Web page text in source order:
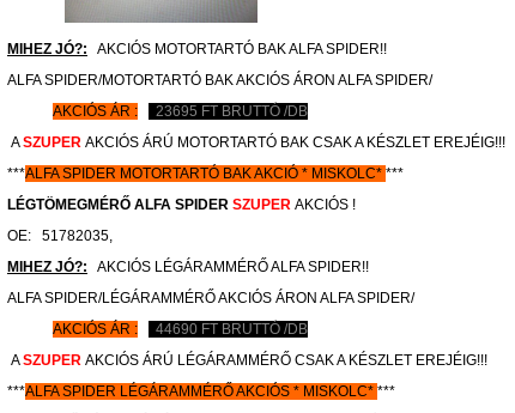
MIHEZ JÓ?: AKCIÓS MOTORTARTÓ BAK ALFA SPIDER!!
ALFA SPIDER/MOTORTARTÓ BAK AKCIÓS ÁRON ALFA SPIDER/
AKCIÓS ÁR :
23695 FT BRUTTÓ /DB
ASZUPER AKCIÓS ÁRÚ MOTORTARTÓ BAK CSAK A KÉSZLET EREJÉIG!!!
***ALFASPIDER MOTORTARTÓ BAK AKCIÓ * MISKOLC* ***
LÉGTÖMEGMÉRŐ ALFA SPIDER SZUPER AKCIÓS !
OE: 51782035,
MIHEZ JÓ?: AKCIÓS LÉGÁRAMMÉRŐ ALFA SPIDER!!
ALFA SPIDER/LÉGÁRAMMÉRŐ AKCIÓS ÁRON ALFA SPIDER/
AKCIÓS ÁR :
44690 FT BRUTTÓ /DB
ASZUPER AKCIÓS ÁRÚ LÉGÁRAMMÉRŐ CSAK A KÉSZLET EREJÉIG!!!
***ALFA SPIDER LÉGÁRAMMÉRŐ AKCIÓS * MISKOLC* ***